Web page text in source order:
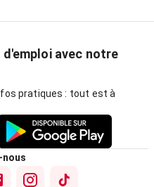
avec notre
pratiques : tout est à
nous